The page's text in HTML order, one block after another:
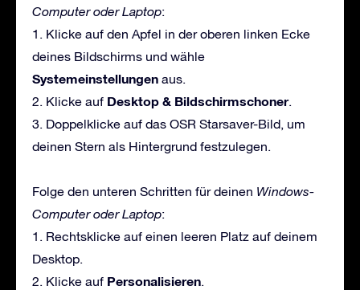
Computer oder Laptop:
1. Klicke auf den Apfel in der oberen linken Ecke
deines Bildschirms und wähle
Systemeinstellungen aus.
2. Klicke auf Desktop & Bildschirmschoner.
3. Doppelklicke auf das OSR Starsaver-Bild, um
deinen Stern als Hintergrund festzulegen.
Folge den unteren Schritten für deinen Windows-
Computer oder Laptop:
1. Rechtsklicke auf einen leeren Platz auf deinem
Desktop.
2. Klicke auf Personalisieren